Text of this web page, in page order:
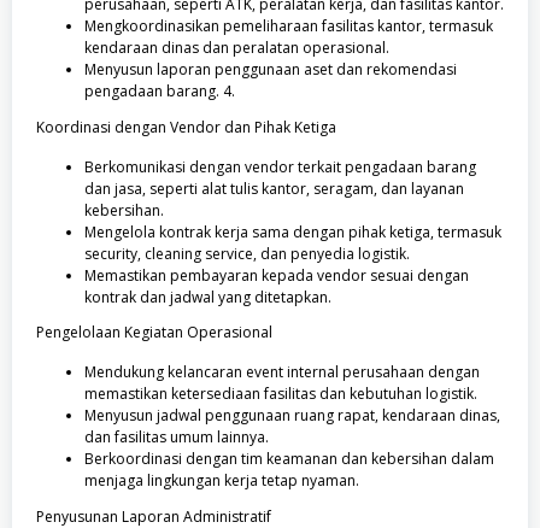
perusahaan, seperti ATK, peralatan kerja, dan fasilitas kantor.
Mengkoordinasikan pemeliharaan fasilitas kantor, termasuk
kendaraan dinas dan peralatan operasional.
Menyusun laporan penggunaan aset dan rekomendasi
pengadaan barang. 4.
Koordinasi dengan Vendor dan Pihak Ketiga
Berkomunikasi dengan vendor terkait pengadaan barang
dan jasa, seperti alat tulis kantor, seragam, dan layanan
kebersihan.
Mengelola kontrak kerja sama dengan pihak ketiga, termasuk
security, cleaning service, dan penyedia logistik.
Memastikan pembayaran kepada vendor sesuai dengan
kontrak dan jadwal yang ditetapkan.
Pengelolaan Kegiatan Operasional
Mendukung kelancaran event internal perusahaan dengan
memastikan ketersediaan fasilitas dan kebutuhan logistik.
Menyusun jadwal penggunaan ruang rapat, kendaraan dinas,
dan fasilitas umum lainnya.
Berkoordinasi dengan tim keamanan dan kebersihan dalam
menjaga lingkungan kerja tetap nyaman.
Penyusunan Laporan Administratif